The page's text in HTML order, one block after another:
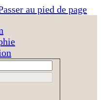
au pied de page